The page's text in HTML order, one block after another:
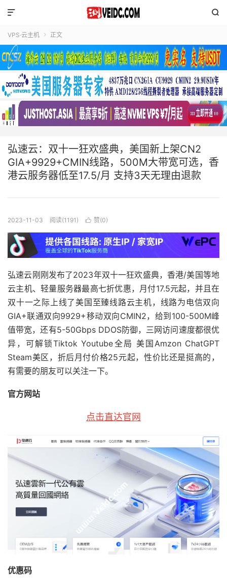


VPS·云主机  正文
弘速云：双十一狂欢盛典，美国新上架CN2
GIA+9929+CMIN线路，500M大带宽可选，香
港云服务器低至17.5/月 支持3天无理由退款
2023-11-03 阅读(1191)  赞(0)
弘速云刚刚发布了2023年双十一狂欢盛典，香港/美国等地
云主机、轻量服务器最高七折优惠，月付17.5元起，并且在
双十一之际上线了美国至臻线路云主机，线路为电信双向
GIA+联通双向9929+移动双向CMIN2，给到100-500M峰
值带宽，还有5-50Gbps DDOS防御，三网访问速度都很优
异，可解锁Tiktok Youtube全局 美国Amzon ChatGPT
Steam美区，折后月付价格25元起，性价比还是挺高的，
有需要的朋友可以关注一下。
官方网站
点击直达官网
优惠码